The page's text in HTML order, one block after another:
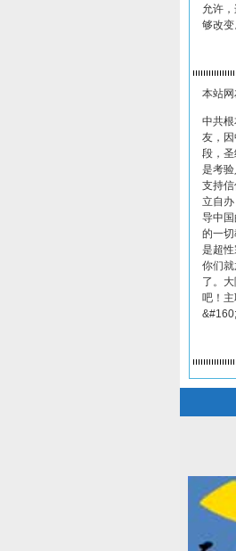
允许
够改变
本站网
中共
友，
段，
是考
支持
立自
导中
的一
是超
你们
了。
吧！
&#160;